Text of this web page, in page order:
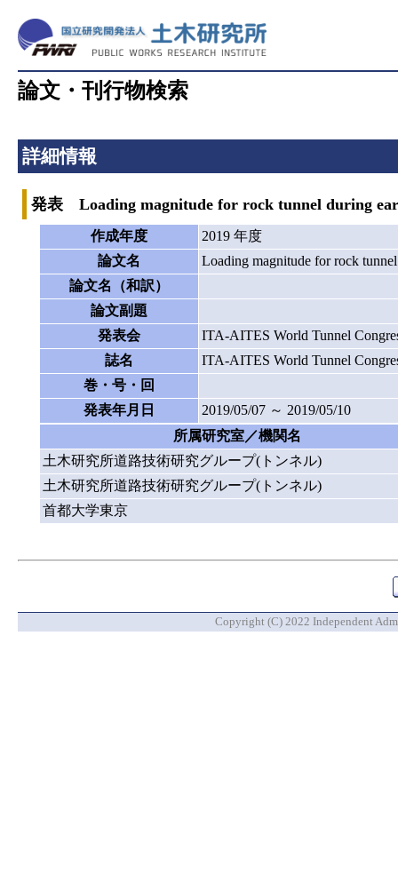
論文・刊行物検索
詳細情報
発表 Loading magnitude for rock tunnel during
作成年度
2019 年度
論文名
Loading magnitude for rock
論文名（和訳）
論文副題
発表会
ITA-AITES World Tunnel
誌名
ITA-AITES World Tunnel
巻・号・回
発表年月日
2019/05/07 ～ 2019/05/10
所属研究室／機関名
土木研究所道路技術研究グループ(トンネル)
土木研究所道路技術研究グループ(トンネル)
首都大学東京
Copyright (C) 2022 Independent